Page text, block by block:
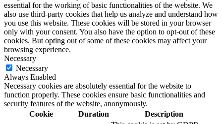
essential for the working of basic functionalities of the website. We
also use third-party cookies that help us analyze and understand how
you use this website. These cookies will be stored in your browser
only with your consent. You also have the option to opt-out of these
cookies. But opting out of some of these cookies may affect your
browsing experience.
Necessary
Necessary
Always Enabled
Necessary cookies are absolutely essential for the website to
function properly. These cookies ensure basic functionalities and
security features of the website, anonymously.
Cookie
Duration Description